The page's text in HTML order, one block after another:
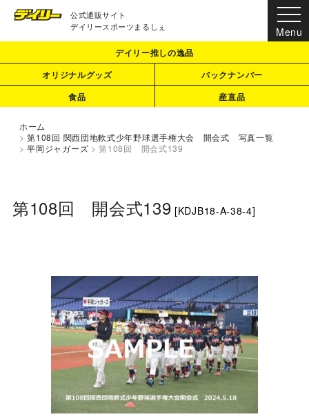
公式通販サイト
デイリースポーツまるしぇ
デイリー推しの逸品
オリジナルグッズ
バックナンバー
食品
産直品
ホーム
> 第108回 関西団地軟式少年野球選手権大会 開会式 写真一覧
> 平岡ジャガーズ > 第108回 開会式139
第108回 開会式139 [KDJB18-A-38-4]